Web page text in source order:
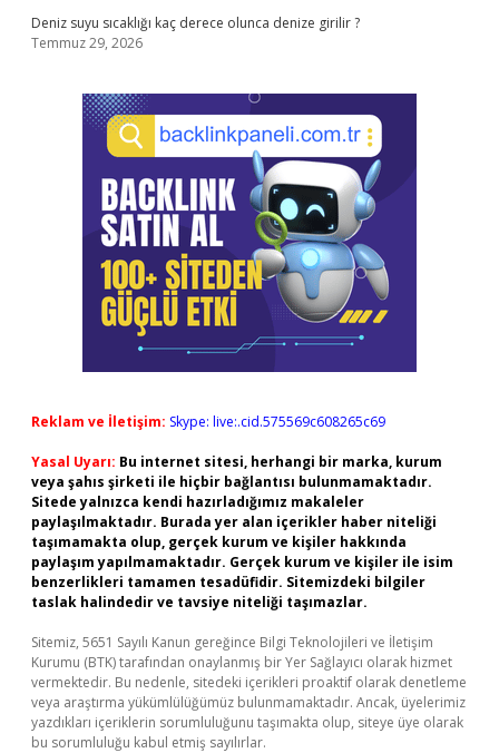
Deniz suyu sıcaklığı kaç derece olunca denize girilir ?
Temmuz 29, 2026
Reklam ve İletişim: Skype: live:.cid.575569c608265c69
Yasal Uyarı: Bu internet sitesi, herhangi bir marka, kurum
veya şahıs şirketi ile hiçbir bağlantısı bulunmamaktadır.
Sitede yalnızca kendi hazırladığımız makaleler
paylaşılmaktadır. Burada yer alan içerikler haber niteliği
taşımamakta olup, gerçek kurum ve kişiler hakkında
paylaşım yapılmamaktadır. Gerçek kurum ve kişiler ile isim
benzerlikleri tamamen tesadüfidir. Sitemizdeki bilgiler
taslak halindedir ve tavsiye niteliği taşımazlar.
Sitemiz, 5651 Sayılı Kanun gereğince Bilgi Teknolojileri ve İletişim
Kurumu (BTK) tarafından onaylanmış bir Yer Sağlayıcı olarak hizmet
vermektedir. Bu nedenle, sitedeki içerikleri proaktif olarak denetleme
veya araştırma yükümlülüğümüz bulunmamaktadır. Ancak, üyelerimiz
yazdıkları içeriklerin sorumluluğunu taşımakta olup, siteye üye olarak
bu sorumluluğu kabul etmiş sayılırlar.